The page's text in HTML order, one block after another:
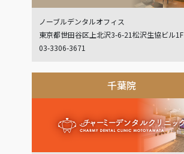
ノーブルデンタルオフィス
東京都世田谷区上北沢3-6-21松沢生協ビル1F
03-3306-3671
千葉院